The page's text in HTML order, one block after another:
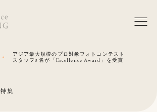
アジア最大規模のプロ対象フォトコンテスト
スタッフ8 名が「Excellence Award」を受賞
特集